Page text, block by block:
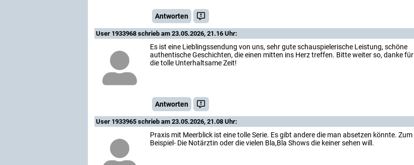
Antworten
User 1933968 schrieb am 23.05.2026, 21.16 Uhr:
Es ist eine Lieblingssendung von uns, sehr gute schauspielerische Leistung, schöne
authentische Geschichten, die einen mitten ins Herz treffen. Bitte weiter so, danke für
die tolle Unterhaltsame Zeit!
Antworten
User 1933965 schrieb am 23.05.2026, 21.08 Uhr:
Praxis mit Meerblick ist eine tolle Serie. Es gibt andere die man absetzen könnte. Zum
Beispiel- Die Notärztin oder die vielen Bla,Bla Shows die keiner sehen will.